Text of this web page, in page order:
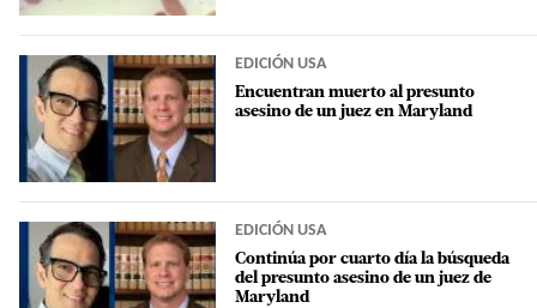
EDICIÓN USA
Encuentran muerto al presunto
asesino de un juez en Maryland
EDICIÓN USA
Continúa por cuarto día la búsqueda
del presunto asesino de un juez de
Maryland